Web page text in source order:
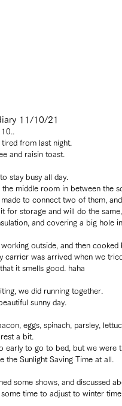
11/10/21
from last night.
and raisin toast.
stay busy all day.
the middle room in between the
to connect two of them,
for storage and will do the
and covering a big hole
working outside, and then
carrier was arrived when we
it smells good. haha
we did running together.
sunny day.
eggs, spinach, parsley,
a bit.
early to go to bed, but we were
the Sunlight Saving Time at all.
some shows, and discussed
some time to adjust to winter time.